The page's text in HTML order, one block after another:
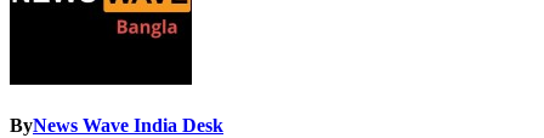
ByNews Wave India Desk